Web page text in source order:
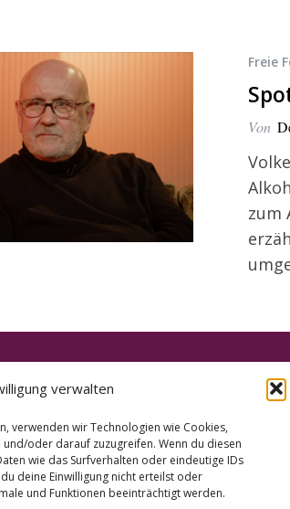
verwalten
verwenden wir Technologien wie Cookies,
oder darauf zuzugreifen. Wenn du diesen
wie das Surfverhalten oder eindeutige IDs
deine Einwilligung nicht erteilst oder
und Funktionen beeinträchtigt werden.
Freie
Von
zum